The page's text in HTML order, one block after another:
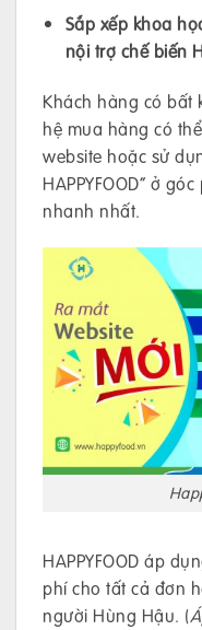
Sắp xếp khoa
nội trợ chế biến
Khách hàng có bất
hệ mua hàng có
website hoặc sử
HAPPYFOOD” ở
nhanh nhất.
HAPPYFOOD áp
phí cho tất cả đơn
người Hùng Hậu. (